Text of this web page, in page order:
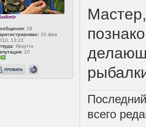
19
10 фев
13:21
Иркутск
10
всего